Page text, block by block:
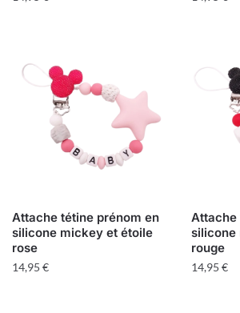
Attache tétine prénom en
silicone mickey et étoile
rose
14,95 €
Attache
silicone
rouge
14,95 €